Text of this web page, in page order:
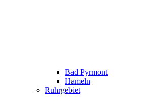
Bad Pyrmont
Hameln
Ruhrgebiet